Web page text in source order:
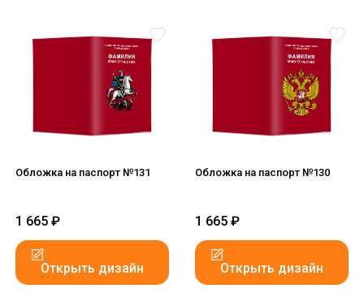
Обложка на паспорт №131
1 665 ₽
Открыть дизайн
Обложка на паспорт №130
1 665 ₽
Открыть дизайн